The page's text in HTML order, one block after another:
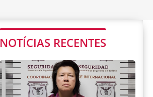
NOTÍCIAS RECENTES